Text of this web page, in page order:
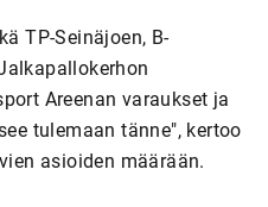
TP-Seinäjoen, B-
Areenan varaukset ja
tulemaan tänne", kertoo
asioiden määrään.